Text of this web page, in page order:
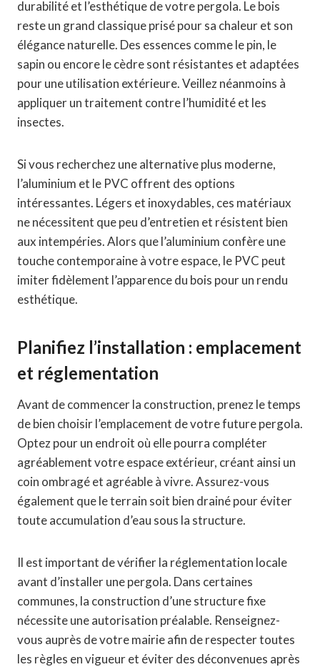
durabilité et l’esthétique de votre pergola. Le bois
reste un grand classique prisé pour sa chaleur et son
élégance naturelle. Des essences comme le pin, le
sapin ou encore le cèdre sont résistantes et adaptées
pour une utilisation extérieure. Veillez néanmoins à
appliquer un traitement contre l’humidité et les
insectes.
Si vous recherchez une alternative plus moderne,
l’aluminium et le PVC offrent des options
intéressantes. Légers et inoxydables, ces matériaux
ne nécessitent que peu d’entretien et résistent bien
aux intempéries. Alors que l’aluminium confère une
touche contemporaine à votre espace, le PVC peut
imiter fidèlement l’apparence du bois pour un rendu
esthétique.
Planifiez l’installation : emplacement
et réglementation
Avant de commencer la construction, prenez le temps
de bien choisir l’emplacement de votre future pergola.
Optez pour un endroit où elle pourra compléter
agréablement votre espace extérieur, créant ainsi un
coin ombragé et agréable à vivre. Assurez-vous
également que le terrain soit bien drainé pour éviter
toute accumulation d’eau sous la structure.
Il est important de vérifier la réglementation locale
avant d’installer une pergola. Dans certaines
communes, la construction d’une structure fixe
nécessite une autorisation préalable. Renseignez-
vous auprès de votre mairie afin de respecter toutes
les règles en vigueur et éviter des déconvenues après